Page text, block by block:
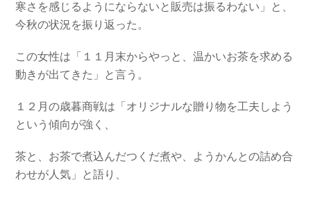
寒さを感じるようにならないと販売は振るわない」と、
今秋の状況を振り返った。
この女性は「１１月末からやっと、温かいお茶を求める
動きが出てきた」と言う。
１２月の歳暮商戦は「オリジナルな贈り物を工夫しよう
という傾向が強く、
茶と、お茶で煮込んだつくだ煮や、ようかんとの詰め合
わせが人気」と語り、